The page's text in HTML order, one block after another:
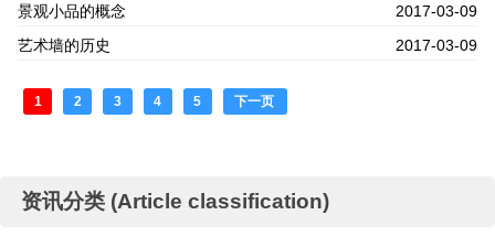
景观小品的概念
2017-03-09
艺术墙的历史
2017-03-09
1 2 3 4 5 下一页
资讯分类 (Article classification)